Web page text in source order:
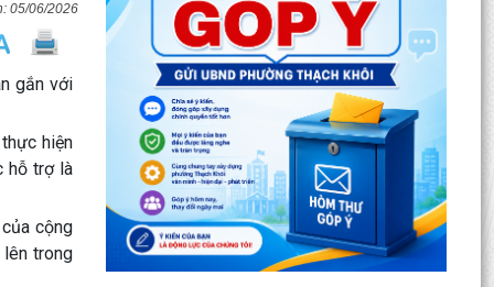
05/06/2026
gắn với
hiện
hỗ trợ là
cộng
trong